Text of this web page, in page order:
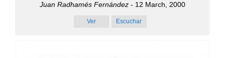
Juan Radhamés Fernández - 12 March, 2000
Ver Escuchar